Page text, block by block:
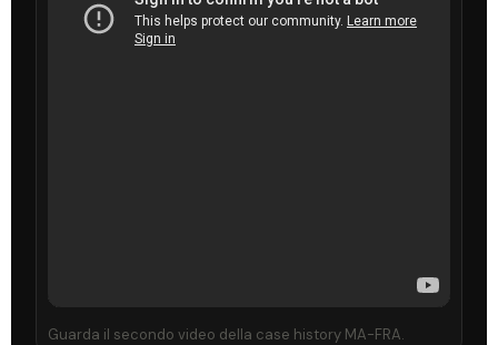
Guarda il secondo video della case history MA-FRA.